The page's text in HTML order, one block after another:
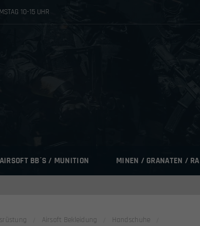
10-15 UHR
AIRSOFT BB´S / MUNITION MINEN / GRANATEN /
Airsoft Bekleidung
Handschuhe